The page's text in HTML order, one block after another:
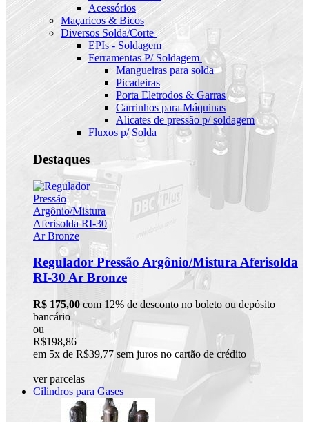
Acessórios
Maçaricos & Bicos
Diversos Solda/Corte
EPIs - Soldagem
Ferramentas P/ Soldagem
Mangueiras para solda
Picadeiras
Porta Eletrodos & Garras
Carrinhos para Máquinas
Alicates de pressão p/ soldagem
Fluxos p/ Solda
Destaques
Regulador Pressão Argônio/Mistura Aferisolda
RI-30 Ar Bronze
R$ 175,00 com 12% de desconto no boleto ou depósito
bancário
ou
R$198,86
em 5x de R$39,77 sem juros no cartão de crédito
ver parcelas
Cilindros para Gases